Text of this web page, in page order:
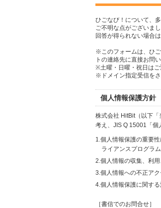
ひごなび！について、
ご不明な点がございま
回答が得られない場合は
※このフォームは、ひ
トの連絡先に直接お問
※土曜・日曜・祝日はご
※ドメイン指定受信を
個人情報保護方針
株式会社 HitBit（以下
考え、JIS Q 15001「個
1.個人情報保護の重要
ライアンスプログラ
2.個人情報の収集、利
3.個人情報への不正ア
4.個人情報保護に関す
［書信でのお問合せ］